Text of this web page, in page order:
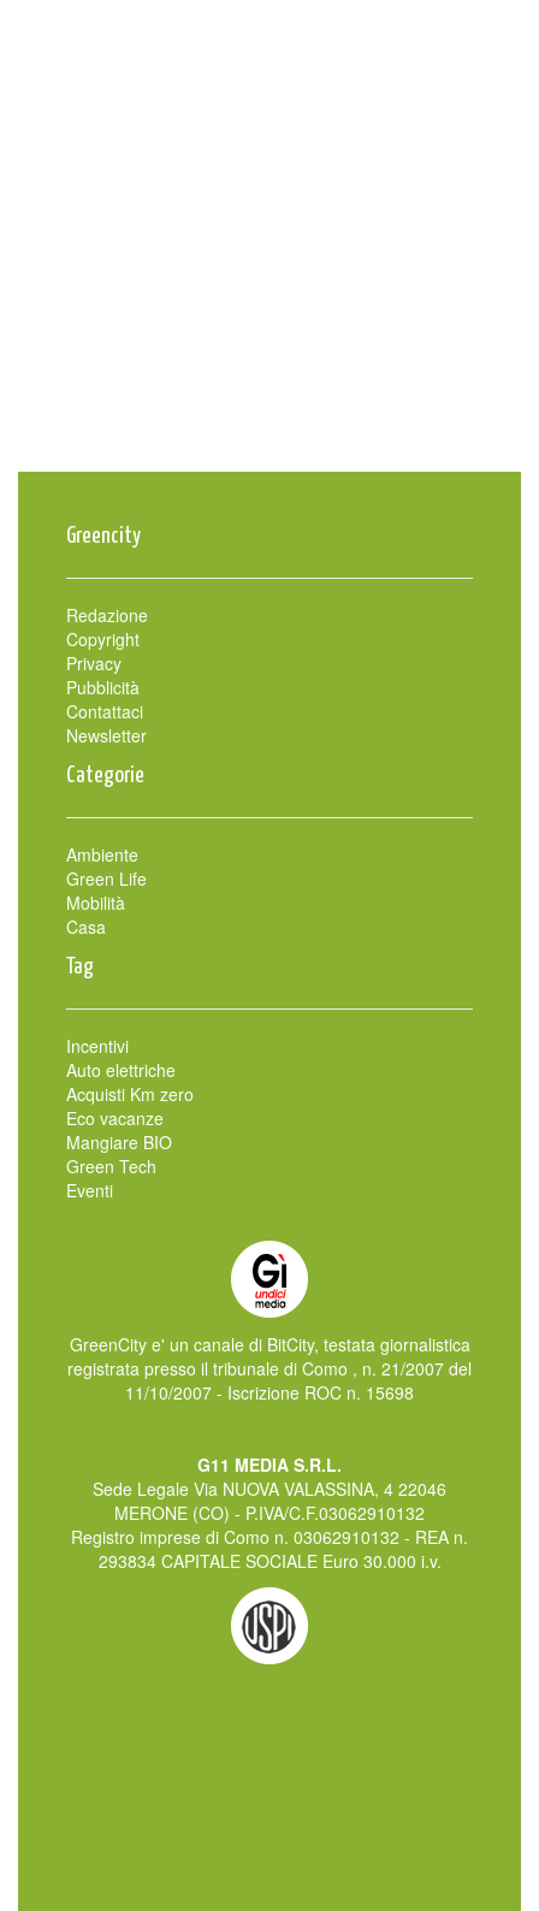
Greencity
Redazione
Copyright
Privacy
Pubblicità
Contattaci
Newsletter
Categorie
Ambiente
Green Life
Mobilità
Casa
Tag
Incentivi
Auto elettriche
Acquisti Km zero
Eco vacanze
Mangiare BIO
Green Tech
Eventi
GreenCity e' un canale di BitCity, testata giornalistica
registrata presso il tribunale di Como , n. 21/2007 del
11/10/2007 - Iscrizione ROC n. 15698
G11 MEDIA S.R.L.
Sede Legale Via NUOVA VALASSINA, 4 22046
MERONE (CO) - P.IVA/C.F.03062910132
Registro imprese di Como n. 03062910132 - REA n.
293834 CAPITALE SOCIALE Euro 30.000 i.v.